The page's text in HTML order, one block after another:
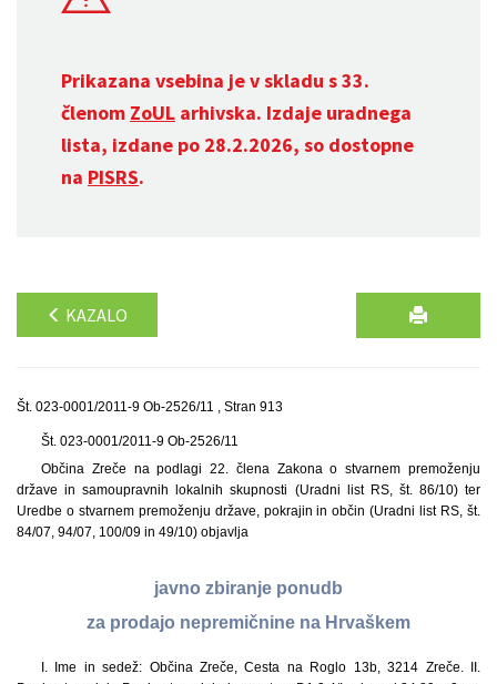
Prikazana vsebina je v skladu s 33.
členom ZoUL arhivska. Izdaje uradnega
lista, izdane po 28.2.2026, so dostopne
na PISRS.
KAZALO
Št. 023-0001/2011-9 Ob-2526/11 , Stran 913
Št. 023-0001/2011-9 Ob-2526/11
Občina Zreče na podlagi 22. člena Zakona o stvarnem premoženju
države in samoupravnih lokalnih skupnosti (Uradni list RS, št. 86/10) ter
Uredbe o stvarnem premoženju države, pokrajin in občin (Uradni list RS, št.
84/07, 94/07, 100/09 in 49/10) objavlja
javno zbiranje ponudb
za prodajo nepremičnine na Hrvaškem
I. Ime in sedež: Občina Zreče, Cesta na Roglo 13b, 3214 Zreče. II.